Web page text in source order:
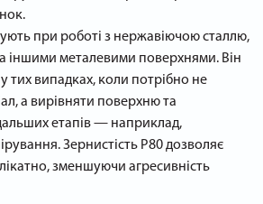
при роботі з нержавіючою сталлю,
іншими металевими поверхнями. Він
тих випадках, коли потрібно не
а вирівняти поверхню та
етапів — наприклад,
Зернистість P80 дозволяє
зменшуючи агресивність